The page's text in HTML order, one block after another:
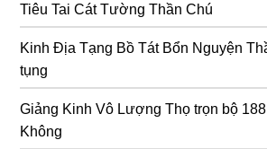
Tiêu Tai Cát Tường Thần Chú
Kinh Địa Tạng Bồ Tát Bổn Nguyện
tụng
Giảng Kinh Vô Lượng Thọ trọn bộ
Không